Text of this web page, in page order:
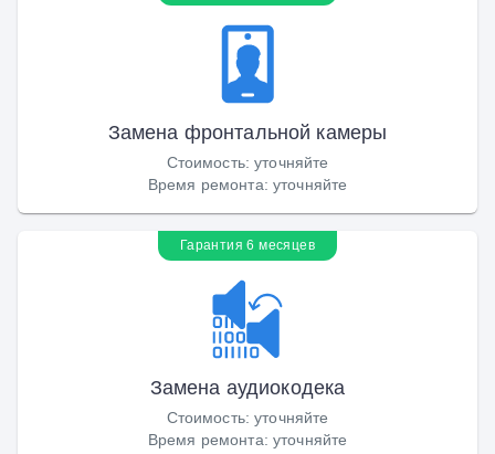
Замена фронтальной камеры
Стоимость:уточняйте
Время ремонта: уточняйте
Гарантия 6 месяцев
Замена аудиокодека
Стоимость:уточняйте
Время ремонта: уточняйте